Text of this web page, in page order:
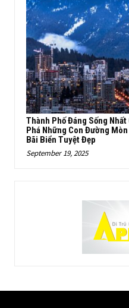
Thành Phố Đáng Sống Nhất
Phá Những Con Đường
Bãi Biển Tuyệt Đẹp
September 19, 2025